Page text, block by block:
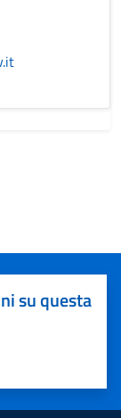
su questa